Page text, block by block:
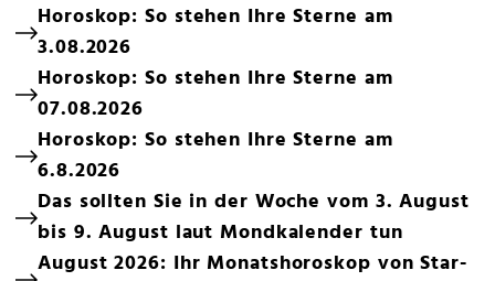
Horoskop: So stehen Ihre Sterne am
3.08.2026
Horoskop: So stehen Ihre Sterne am
07.08.2026
Horoskop: So stehen Ihre Sterne am
6.8.2026
Das sollten Sie in der Woche vom 3. August
bis 9. August laut Mondkalender tun
August 2026: Ihr Monatshoroskop von Star-